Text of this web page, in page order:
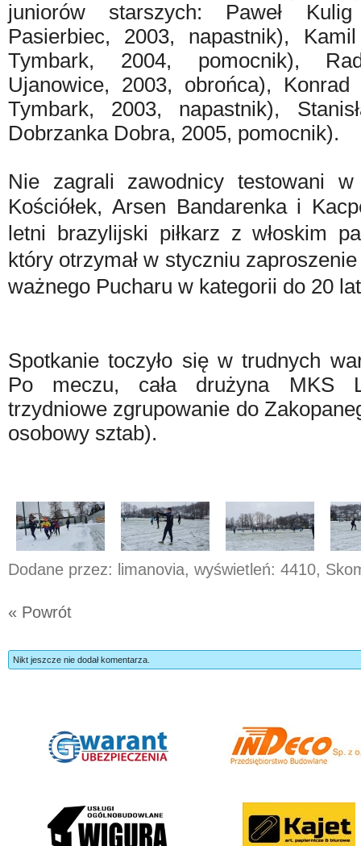
juniorów starszych: Paweł
Pasierbiec, 2003, napastnik),
Tymbark, 2004, pomocnik),
Ujanowice, 2003, obrońca),
Tymbark, 2003, napastnik),
Dobrzanka Dobra, 2005, pomocnik).
Nie zagrali zawodnicy testowani
Kościółek, Arsen Bandarenka i
letni brazylijski piłkarz z włoskim
który otrzymał w styczniu
ważnego Pucharu w kategorii do 20
Spotkanie toczyło się w trudnych
Po meczu, cała drużyna MKS
trzydniowe zgrupowanie do
osobowy sztab).
Dodane przez: limanovia, wyświetleń: 4410,
« Powrót
Nikt jeszcze nie dodał komentarza.